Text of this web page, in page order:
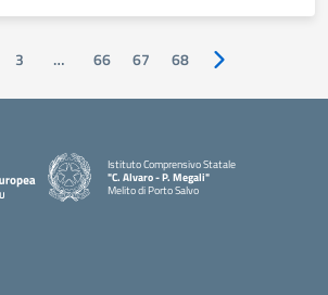
3 … 66 67 68 Pagina
Istituto Comprensivo Statale
"C. Alvaro - P. Megali"
Melito di Porto Salvo